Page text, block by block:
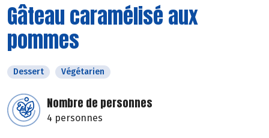
Gâteau caramélisé aux
pommes
Dessert Végétarien
Nombre de personnes
4 personnes